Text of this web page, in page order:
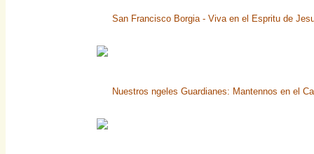
San Francisco Borgia - Viva en el Espritu de
Nuestros ngeles Guardianes: Mantennos en el